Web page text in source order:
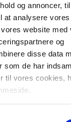
og annoncer,
at analysere
website med
og
disse data
som de har
til vores cookies,
af mening i
i billedet. De er
de bare spiller,
af at gå på